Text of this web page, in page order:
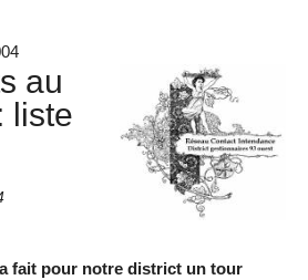
au
liste
fait pour notre district un tour